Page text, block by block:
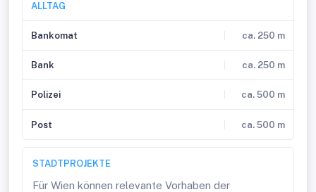
ALLTAG
Bankomat ca. 250 m
Bank ca. 250 m
Polizei ca. 500 m
Post ca. 500 m
STADTPROJEKTE
Für Wien können relevante Vorhaben der